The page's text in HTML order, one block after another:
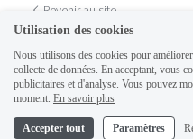
Revenir au site
Utilisation des cookies
Nous utilisons des cookies pour
collecte de données. En acceptant, vous
publicitaires et d'analyse. Vous pouvez
moment. En savoir plus
Accepter tout Paramètres